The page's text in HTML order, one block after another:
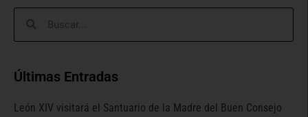
Últimas Entradas
León XIV visitará el Santuario de la Madre del Buen Consejo